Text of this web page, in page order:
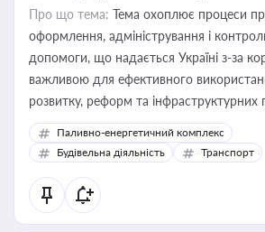
Про що тема: Тема охоплює процеси
оформлення, адміністрування і
допомоги, що надається Україні з-за
важливою для ефективного
розвитку, реформ та інфраструктурних
Паливно-енергетичний комплекс
Будівельна діяльність
Транспорт